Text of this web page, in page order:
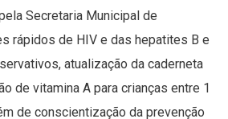
Secretaria Municipal de
rápidos de HIV e das hepatites B e
atualização da caderneta
de vitamina A para crianças entre 1
de conscientização da prevenção